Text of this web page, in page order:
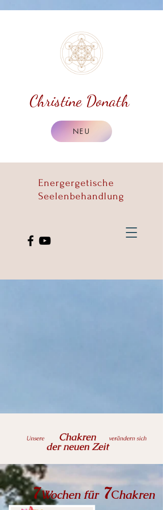
Christine Donath
NEU
Energergetische
Seelenbehandlung
7Wochen für 7Chakren